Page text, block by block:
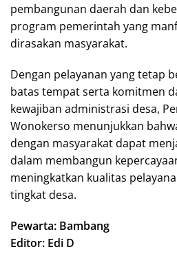
pembangunan daerah dan
program pemerintah yang
dirasakan masyarakat.
Dengan pelayanan yang tetap
batas tempat serta komitmen
kewajiban administrasi desa,
Wonokerso menunjukkan
dengan masyarakat dapat
dalam membangun
meningkatkan kualitas
tingkat desa.
Pewarta: Bambang
Editor: Edi D